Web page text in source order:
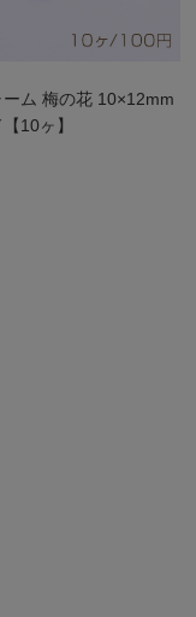
ーム 梅の花 10×12mm
10ヶ】